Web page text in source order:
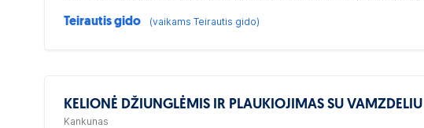
Teirautis gido (vaikams Teirautis gido)
KELIONĖ DŽIUNGLĖMIS IR PLAUKIOJIMAS SU VAMZDELIU
Kankunas